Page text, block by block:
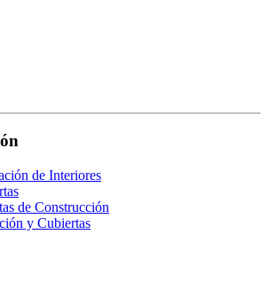
QuilosaSelenaIberia/
de Interiores
de Construcción
y Cubiertas